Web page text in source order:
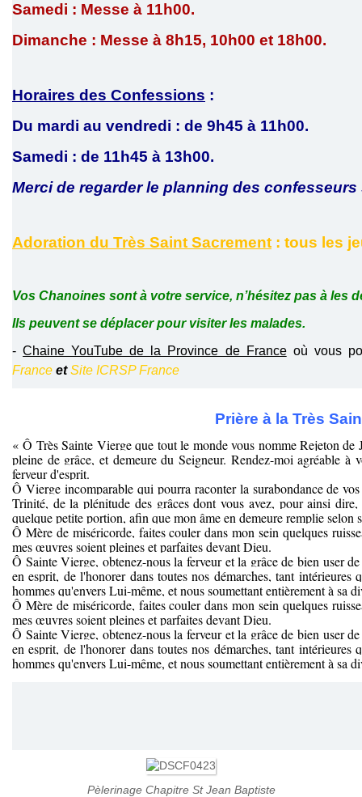
Samedi : Messe à 11h00.
Dimanche : Messe à 8h15, 10h00 et 18h00.
Horaires des Confessions :
Du mardi au vendredi : de 9h45 à 11h00.
Samedi : de 11h45 à 13h00.
Merci de regarder le planning des
Adoration du Très Saint Sacrement : tous les
Vos Chanoines sont à votre service, n’hésitez pas à les
Ils peuvent se déplacer pour visiter les malades.
-Chaine YouTube de la Province de France où vous
France et Site ICRSP France
Prière à la Très
« Ô Très Sainte Vierge que tout le monde vous nomme Rejeton
pleine de grâce, et demeure du Seigneur. Rendez-moi agréable
ferveur d'esprit.
Ô Vierge incomparable qui pourra raconter la surabondance de
Trinité, de la plénitude des grâces dont vous avez, pour ainsi
quelque petite portion, afin que mon âme en demeure remplie selon
Ô Mère de miséricorde, faites couler dans mon sein quelques
mes œuvres soient pleines et parfaites devant Dieu.
Ô Sainte Vierge, obtenez-nous la ferveur et la grâce de bien user
en esprit, de l'honorer dans toutes nos démarches, tant
hommes qu'envers Lui-même, et nous soumettant entièrement à sa
Ô Mère de miséricorde, faites couler dans mon sein quelques
mes œuvres soient pleines et parfaites devant Dieu.
Ô Sainte Vierge, obtenez-nous la ferveur et la grâce de bien user
en esprit, de l'honorer dans toutes nos démarches, tant
hommes qu'envers Lui-même, et nous soumettant entièrement à sa
Pèlerinage Chapitre St Jean Baptiste